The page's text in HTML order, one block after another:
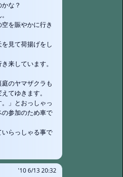
な？
を賑やかに行き
見て荷揚げをし
来しています。
のヤマザクラも
てゆきます。
」とおっしゃっ
参加のため車で
らっしゃる事で
'10 6/13 20:32